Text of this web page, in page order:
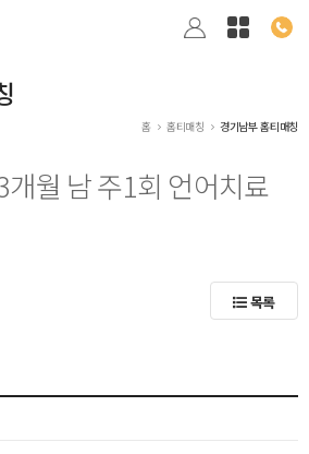
홈 홈티매칭 경기남부 홈티매칭
개월 남 주1회 언어치료
목록